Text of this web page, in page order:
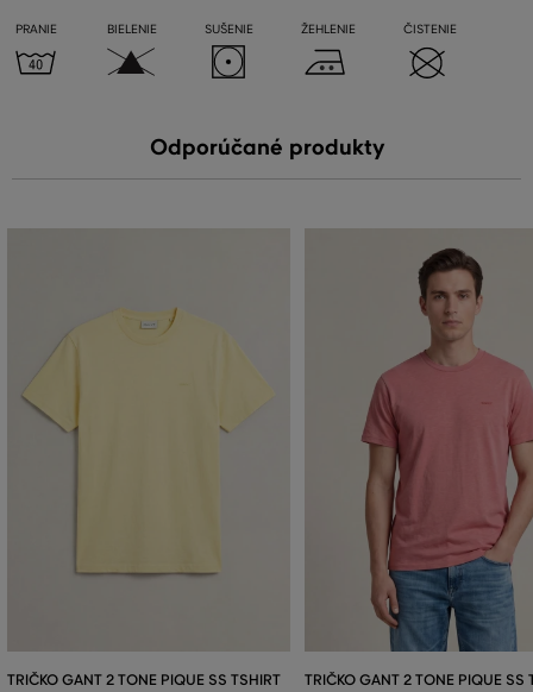
PRANIE BIELENIE SUŠENIE ŽEHLENIE ČISTENIE
Odporúčané produkty
TRIČKO GANT 2 TONE PIQUE SS TSHIRT TRIČKO GANT 2 TONE PIQUE SS